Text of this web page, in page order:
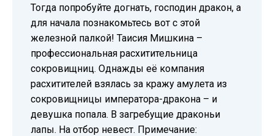
Тогда попробуйте догнать, господин дракон, а
для начала познакомьтесь вот с этой
железной палкой! Таисия Мишкина –
профессиональная расхитительница
сокровищниц. Однажды её компания
расхитителей взялась за кражу амулета из
сокровищницы императора-дракона – и
девушка попала. В загребущие драконьи
лапы. На отбор невест. Примечание: